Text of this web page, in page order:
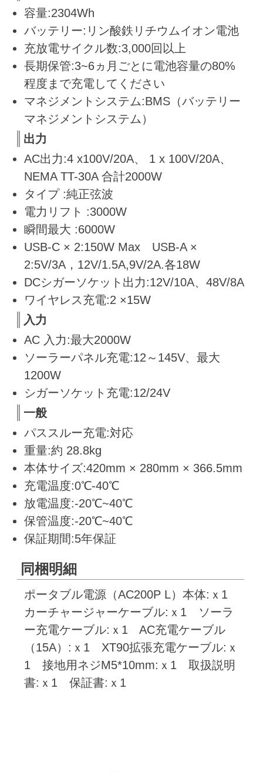
容量:2304Wh
バッテリー:リン酸鉄リチウムイオン電池
充放電サイクル数:3,000回以上
長期保管:3~6ヵ月ごとに電池容量の80%
程度まで充電してください
マネジメントシステム:BMS（バッテリー
マネジメントシステム）
出力
AC出力:4 x100V/20A、 1 x 100V/20A、
NEMA TT-30A 合計2000W
タイプ :純正弦波
電力リフト :3000W
瞬間最大 :6000W
USB-C × 2:150W Max USB-A ×
2:5V/3A，12V/1.5A,9V/2A.各18W
DCシガーソケット出力:12V/10A、48V/8A
ワイヤレス充電:2 ×15W
入力
AC 入力:最大2000W
ソーラーパネル充電:12～145V、最大
1200W
シガーソケット充電:12/24V
一般
パススルー充電:対応
重量:約 28.8kg
本体サイズ:420mm × 280mm × 366.5mm
充電温度:0℃-40℃
放電温度:-20℃~40℃
保管温度:-20℃~40℃
保証期間:5年保証
同梱明細
ポータブル電源（AC200P L）本体:ｘ1
カーチャージャーケーブル:ｘ1 ソーラ
ー充電ケーブル:ｘ1 AC充電ケーブル
（15A）:ｘ1 XT90拡張充電ケーブル:ｘ
1 接地用ネジM5*10mm:ｘ1 取扱説明
書:ｘ1 保証書:ｘ1